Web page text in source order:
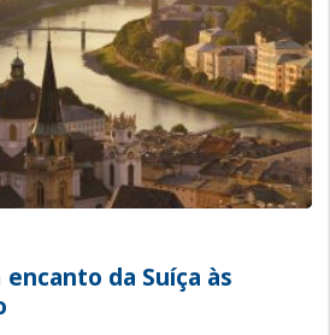
da Suíça às